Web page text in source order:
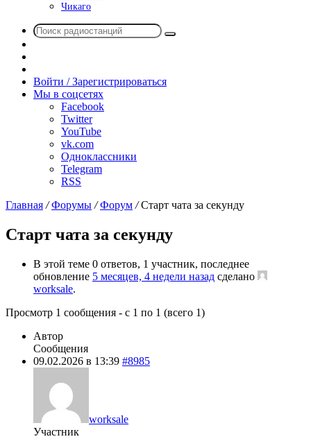
Чикаго
Поиск
радио
Войти / Зарегистрироваться
Мы в соцсетях
Facebook
Twitter
YouTube
vk.com
Одноклассники
Telegram
RSS
Главная / Форумы / Форум / Старт чата за секунду
Старт чата за секунду
В этой теме 0 ответов, 1 участник, последнее
обновление 5 месяцев, 4 недели назад сделано
worksale.
Просмотр 1 сообщения - с 1 по 1 (всего 1)
Автор
Сообщения
09.02.2026 в 13:39 #8985
worksale
Участник